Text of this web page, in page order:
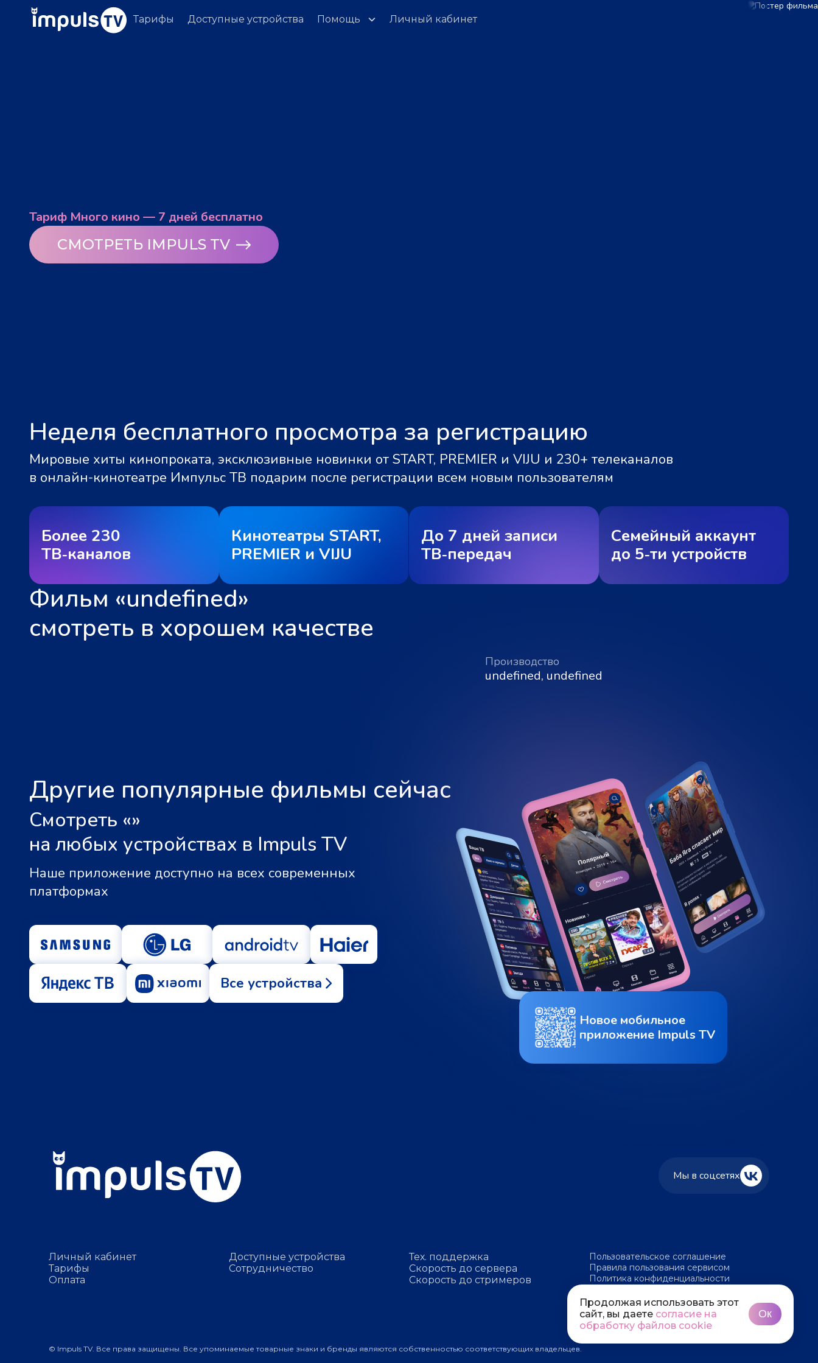
Тарифы Доступные устройства Помощь Личный кабинет
Тариф Много кино — 7 дней бесплатно
СМОТРЕТЬ IMPULS TV
Неделя бесплатного просмотра за регистрацию
Мировые хиты кинопроката, эксклюзивные новинки от START, PREMIER и VIJU и 230+ телеканалов
в онлайн-кинотеатре Импульс ТВ подарим после регистрации всем новым пользователям
Более 230
ТВ‑каналов
Кинотеатры START,
PREMIER и VIJU
До 7 дней записи
ТВ‑передач
Семейный аккаунт
до 5‑ти устройств
Фильм «undefined»
смотреть в хорошем качестве
Производство
undefined, undefined
Другие популярные фильмы сейчас
Смотреть «»
на любых устройствах в Impuls TV
Наше приложение доступно на всех современных
платформах
Все устройства
Новое мобильное
приложение Impuls TV
Мы в соцсетях
Личный кабинет
Тарифы
Оплата
Доступные устройства
Сотрудничество
Тех. поддержка
Скорость до сервера
Скорость до стримеров
Пользовательское соглашение
Правила пользования сервисом
Политика конфиденциальности
© Impuls TV. Все права защищены. Все упоминаемые товарные знаки и бренды являются собственностью соответствующих владельцев.
Продолжая использовать этот
сайт, вы даете согласие на
обработку файлов cookie
Ок